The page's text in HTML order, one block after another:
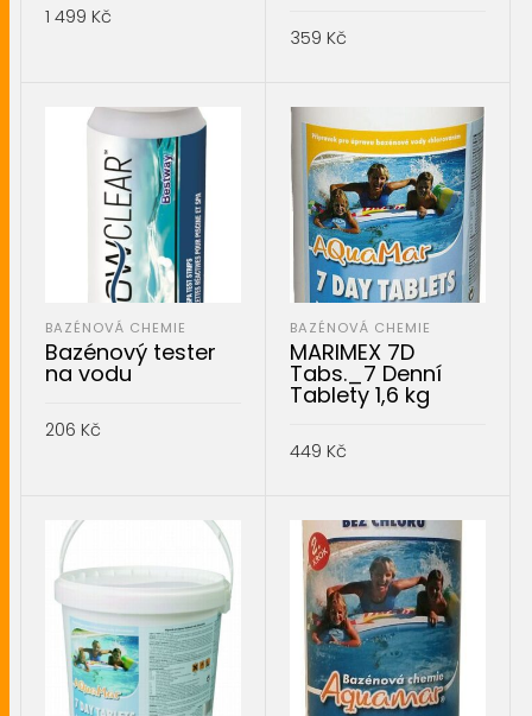
1 499 Kč
359 Kč
BAZÉNOVÁ CHEMIE
Bazénový tester
na vodu
206 Kč
BAZÉNOVÁ CHEMIE
MARIMEX 7D
Tabs._7 Denní
Tablety 1,6 kg
449 Kč